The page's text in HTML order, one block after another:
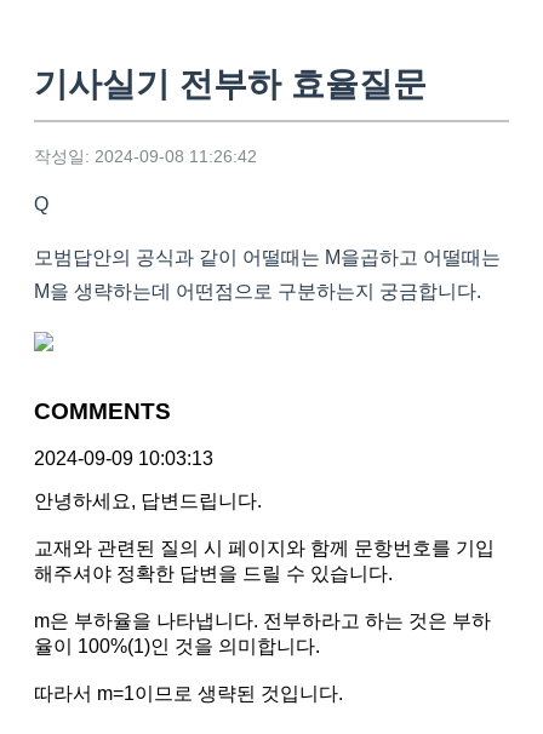
기사실기 전부하 효율질문
작성일: 2024-09-08 11:26:42
Q
모범답안의 공식과 같이 어떨때는 M을곱하고 어떨때는
M을 생략하는데 어떤점으로 구분하는지 궁금합니다.
COMMENTS
2024-09-09 10:03:13
안녕하세요, 답변드립니다.
교재와 관련된 질의 시 페이지와 함께 문항번호를 기입
해주셔야 정확한 답변을 드릴 수 있습니다.
m은 부하율을 나타냅니다. 전부하라고 하는 것은 부하
율이 100%(1)인 것을 의미합니다.
따라서 m=1이므로 생략된 것입니다.